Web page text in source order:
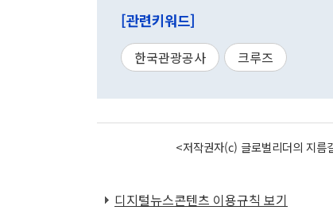
[관련키워드]
한국관광공사 크루즈
<저작권자(c) 글로벌리더의 지
디지털뉴스콘텐츠 이용규칙 보기